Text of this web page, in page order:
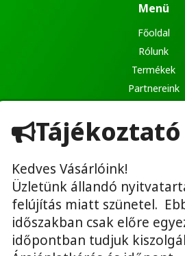
Tájékoztató
Kedves Vásárlóink!
Üzletünk állandó
felújítás miatt szünetel.
időszakban csak előre
időpontban tudjuk
Menü
Főoldal
Rólunk
Termékek
Partnereink
Kapcsolat
Hasznos
Adatvédelmi
ÁSZF
Bérbeadás ÁSZF